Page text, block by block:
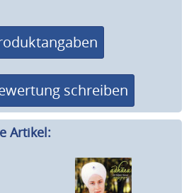
schreiben
Artikel: